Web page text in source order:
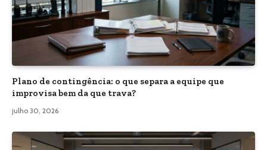
Plano de contingência: o que separa a equipe que
improvisa bem da que trava?
julho 30, 2026